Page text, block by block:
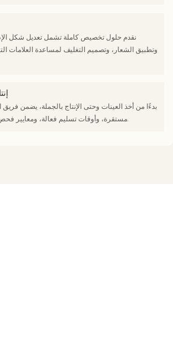
نقدم حلول تخصيص كاملة تشمل تعديل شكل
وتطبيق الشعار، وتصميم التغليف لمساعدة العلامات
بدءًا من أخذ العينات وحتى الإنتاج بالجملة، يضمن فريق
مستقرة، وأوقات تسليم فعالة، ومعايير فحص صارمة لكل طلب نظارات.